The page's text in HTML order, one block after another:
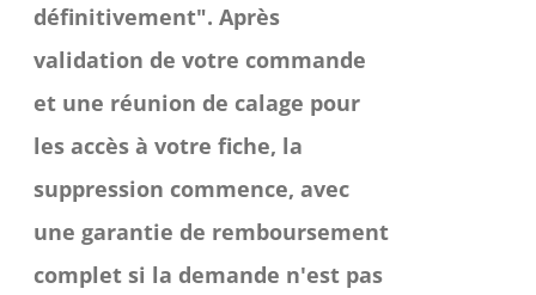
définitivement". Après
validation de votre commande
et une réunion de calage pour
les accès à votre fiche, la
suppression commence, avec
une garantie de remboursement
complet si la demande n'est pas